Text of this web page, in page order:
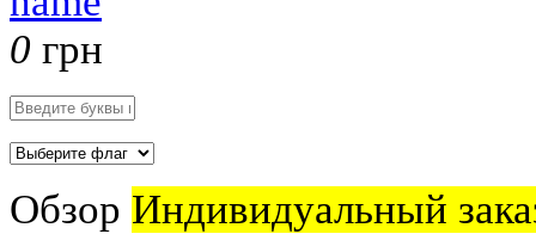
0 грн
Обзор Индивидуальный